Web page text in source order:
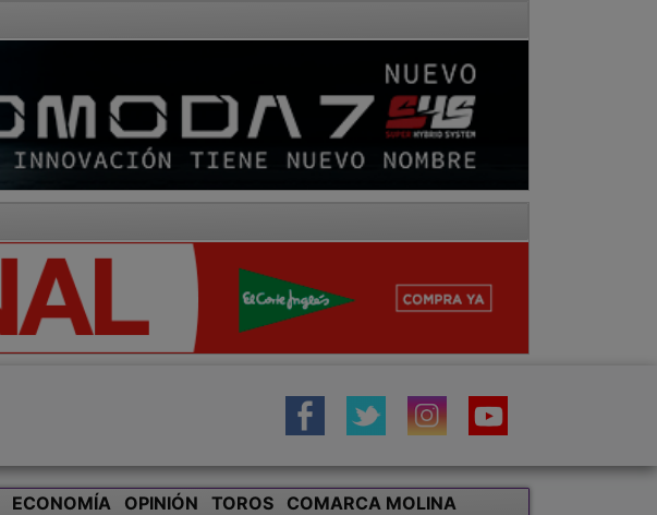
ECONOMÍA OPINIÓN TOROS
COMARCA MOLINA